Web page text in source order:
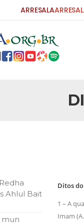
ARRESALA
e do
Ahmad Ismail
Nova York em
cultural e religiosa de
Ahlul Bait
Ditos
1 – A
Imam